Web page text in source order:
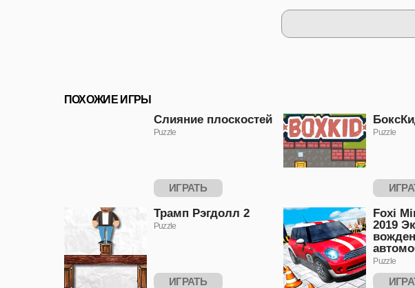
ПОХОЖИЕ ИГРЫ
Слияние плоскостей
Puzzle
ИГРАТЬ
Puzzle
Трамп Рэгдолл 2
Puzzle
ИГРАТЬ
Foxi
2019
Puzzle